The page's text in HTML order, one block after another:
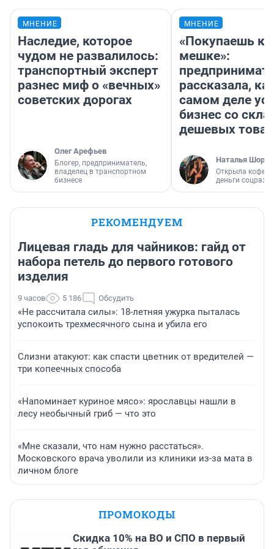
МНЕНИЕ
Наследие, которое
чудом не развалилось:
транспортный эксперт
разнес миф о «вечных»
советских дорогах
Олег Арефьев
Блогер, предприниматель,
владелец в транспортном
бизнесе
МНЕНИЕ
«Покупаешь
мешке»:
рассказала,
самом деле
бизнес со
дешевых
Наталья
Открыла
деньги
РЕКОМЕНДУЕМ
Лицевая гладь для чайников: гайд от
набора петель до первого готового
изделия
9 часов 5 186 Обсудить
«Не рассчитала силы»: 18-летняя ужурка пыталась
успокоить трехмесячного сына и убила его
Слизни атакуют: как спасти цветник от вредителей —
три копеечных способа
«Напоминает куриное мясо»: ярославцы нашли в
лесу необычный гриб — что это
«Мне сказали, что нам нужно расстаться».
Московского врача уволили из клиники из-за мата в
личном блоге
ПРОМОКОДЫ
Скидка 10% на ВО и СПО в первый